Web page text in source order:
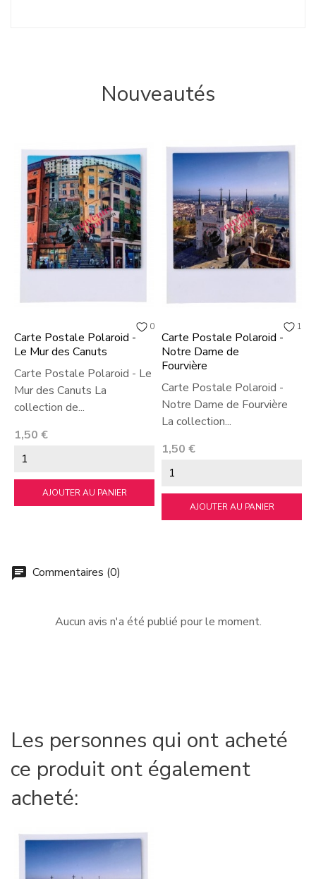
Nouveautés
0
Carte Postale Polaroid -
Le Mur des Canuts
Carte Postale Polaroid - Le
Mur des Canuts La
collection de...
Prix
1,50 €
AJOUTER AU PANIER
1
Carte Postale Polaroid -
Notre Dame de
Fourvière
Carte Postale Polaroid -
Notre Dame de Fourvière
La collection...
Prix
1,50 €
AJOUTER AU PANIER
chat Commentaires (0)
Aucun avis n'a été publié pour le moment.
Les personnes qui ont acheté
ce produit ont également
acheté: